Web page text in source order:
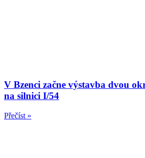
V Bzenci začne výstavba dvou
na silnici I/54
Přečíst »